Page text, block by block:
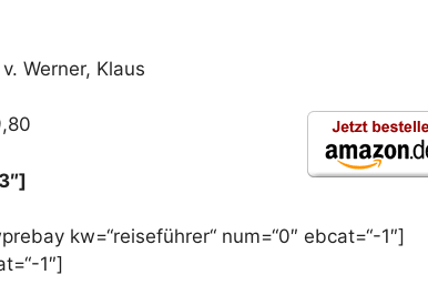
Werner, Klaus
kw=“reiseführer“ num=“0″ ebcat=“-1″]
1″]